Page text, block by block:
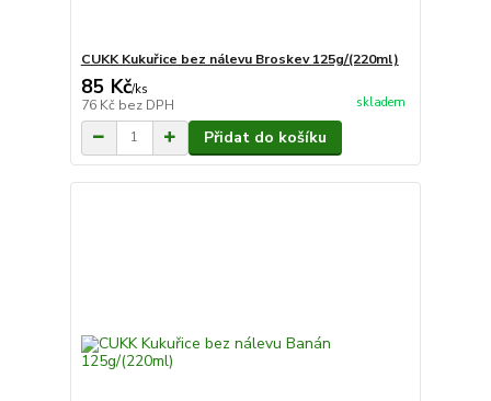
CUKK Kukuřice bez nálevu Broskev 125g/(220ml)
85 Kč/ks
76 Kč bez DPH skladem
Přidat do košíku